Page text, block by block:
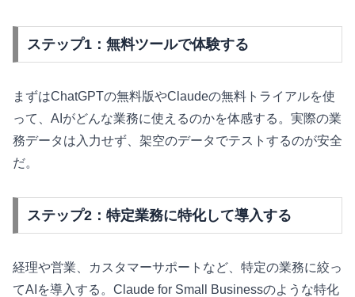
ステップ1：無料ツールで体験する
まずはChatGPTの無料版やClaudeの無料トライアルを使
って、AIがどんな業務に使えるのかを体感する。実際の業
務データは入力せず、架空のデータでテストするのが安全
だ。
ステップ2：特定業務に特化して導入する
経理や営業、カスタマーサポートなど、特定の業務に絞っ
てAIを導入する。Claude for Small Businessのような特化